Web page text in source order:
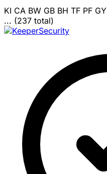
KI CA BW GB BH TF PF GY
... (237 total)